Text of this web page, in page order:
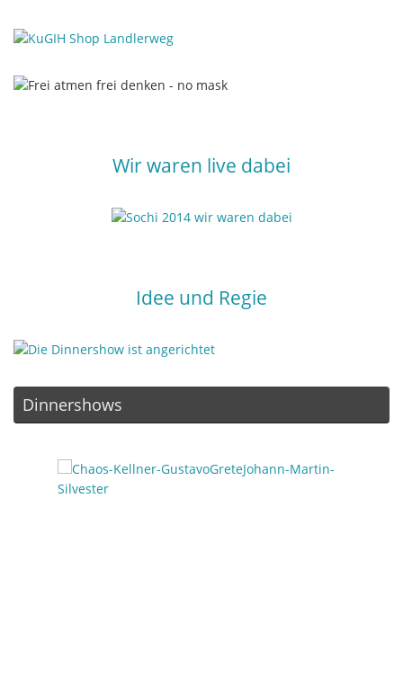
Wir waren live dabei
Idee und Regie
Dinnershows